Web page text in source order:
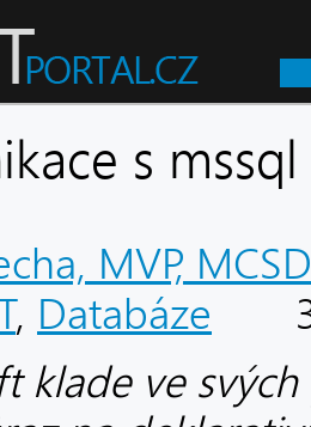
s
MVP, MCSD
, Databáze
klade ve